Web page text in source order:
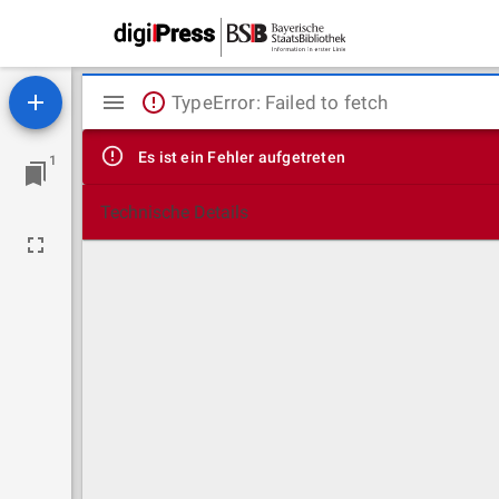
1
Mirador
Viewer
TypeError: Failed to fetch
Es ist ein Fehler aufgetreten
Technische Details